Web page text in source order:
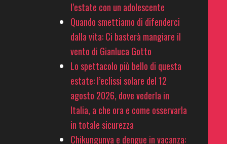
l’estate con un adolescente
Quando smettiamo di difenderci
dalla vita: Ci basterà mangiare il
vento di Gianluca Gotto
Lo spettacolo più bello di questa
estate: l’eclissi solare del 12
agosto 2026, dove vederla in
Italia, a che ora e come osservarla
in totale sicurezza
Chikungunya e dengue in vacanza: